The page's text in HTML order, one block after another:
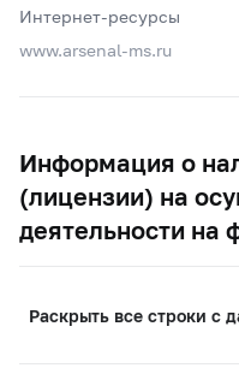
Интернет-ресурсы
www.arsenal-ms.ru
Информация о
(лицензии) на
деятельности на
Раскрыть все строки с